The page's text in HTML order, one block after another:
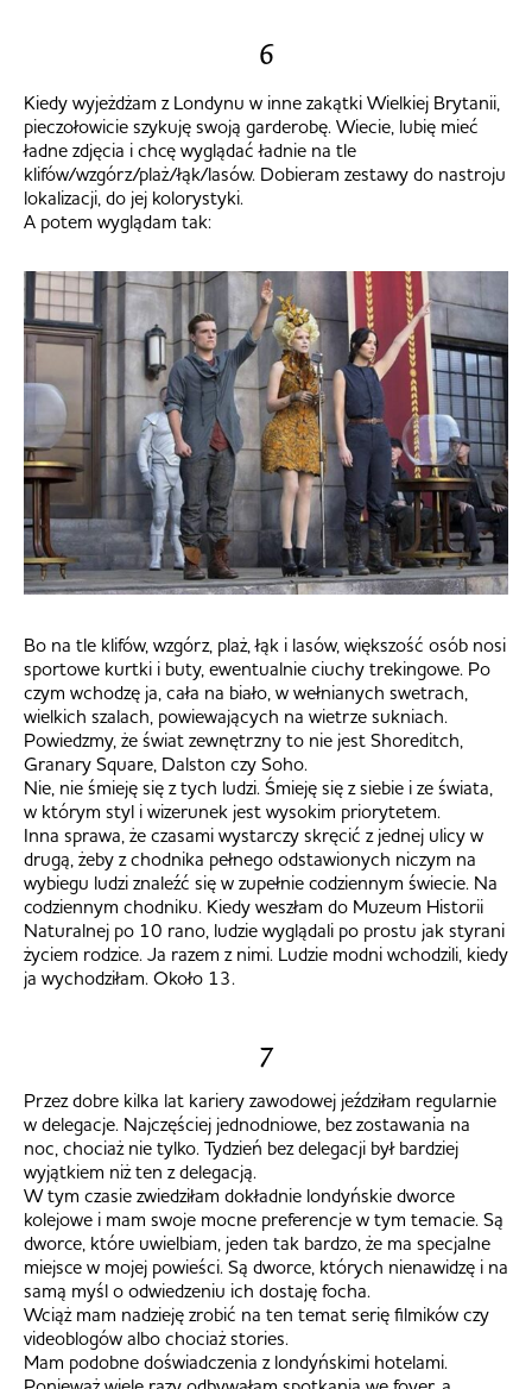
6
Kiedy wyjeżdżam z Londynu w inne zakątki Wielkiej Brytanii,
pieczołowicie szykuję swoją garderobę. Wiecie, lubię mieć
ładne zdjęcia i chcę wyglądać ładnie na tle
klifów/wzgórz/plaż/łąk/lasów. Dobieram zestawy do nastroju
lokalizacji, do jej kolorystyki.
A potem wyglądam tak:
Bo na tle klifów, wzgórz, plaż, łąk i lasów, większość osób nosi
sportowe kurtki i buty, ewentualnie ciuchy trekingowe. Po
czym wchodzę ja, cała na biało, w wełnianych swetrach,
wielkich szalach, powiewających na wietrze sukniach.
Powiedzmy, że świat zewnętrzny to nie jest Shoreditch,
Granary Square, Dalston czy Soho.
Nie, nie śmieję się z tych ludzi. Śmieję się z siebie i ze świata,
w którym styl i wizerunek jest wysokim priorytetem.
Inna sprawa, że czasami wystarczy skręcić z jednej ulicy w
drugą, żeby z chodnika pełnego odstawionych niczym na
wybiegu ludzi znaleźć się w zupełnie codziennym świecie. Na
codziennym chodniku. Kiedy weszłam do Muzeum Historii
Naturalnej po 10 rano, ludzie wyglądali po prostu jak styrani
życiem rodzice. Ja razem z nimi. Ludzie modni wchodzili, kiedy
ja wychodziłam. Około 13.
7
Przez dobre kilka lat kariery zawodowej jeździłam regularnie
w delegacje. Najczęściej jednodniowe, bez zostawania na
noc, chociaż nie tylko. Tydzień bez delegacji był bardziej
wyjątkiem niż ten z delegacją.
W tym czasie zwiedziłam dokładnie londyńskie dworce
kolejowe i mam swoje mocne preferencje w tym temacie. Są
dworce, które uwielbiam, jeden tak bardzo, że ma specjalne
miejsce w mojej powieści. Są dworce, których nienawidzę i na
samą myśl o odwiedzeniu ich dostaję focha.
Wciąż mam nadzieję zrobić na ten temat serię filmików czy
videoblogów albo chociaż stories.
Mam podobne doświadczenia z londyńskimi hotelami.